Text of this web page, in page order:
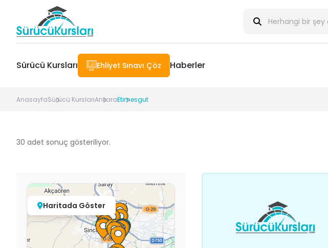
Sürücü Kursları Ehliyet Sınavı Çöz Haberler
AnasayfaSürücü KurslarıAnkaraEtimesgut
30 adet sonuç gösteriliyor.
Haritada Göster